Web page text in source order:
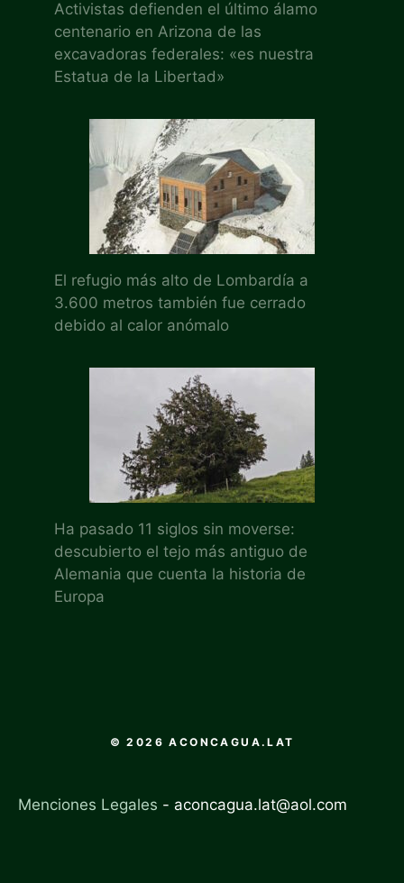
Activistas defienden el último álamo
centenario en Arizona de las
excavadoras federales: «es nuestra
Estatua de la Libertad»
El refugio más alto de Lombardía a
3.600 metros también fue cerrado
debido al calor anómalo
Ha pasado 11 siglos sin moverse:
descubierto el tejo más antiguo de
Alemania que cuenta la historia de
Europa
© 2026 ACONCAGUA.LAT
Menciones Legales - aconcagua.lat@aol.com